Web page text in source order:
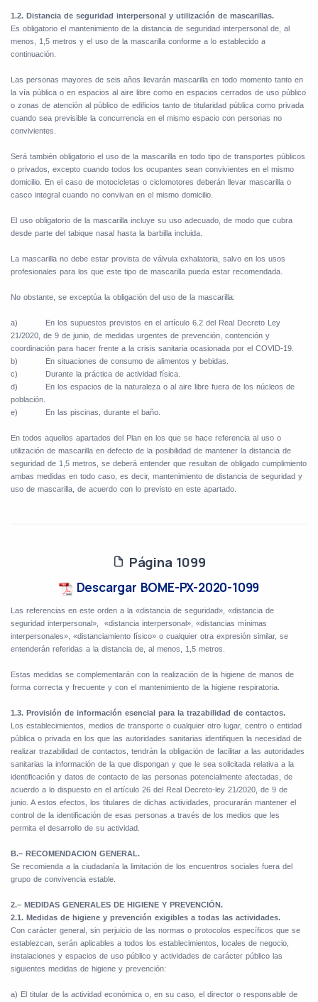
1.2. Distancia de seguridad interpersonal y utilización de mascarillas.
Es obligatorio el mantenimiento de la distancia de seguridad interpersonal de, al
menos, 1,5 metros y el uso de la mascarilla conforme a lo establecido a
continuación.
Las personas mayores de seis años llevarán mascarilla en todo momento tanto en
la vía pública o en espacios al aire libre como en espacios cerrados de uso público
o zonas de atención al público de edificios tanto de titularidad pública como privada
cuando sea previsible la concurrencia en el mismo espacio con personas no
convivientes.
Será también obligatorio el uso de la mascarilla en todo tipo de transportes públicos
o privados, excepto cuando todos los ocupantes sean convivientes en el mismo
domicilio. En el caso de motocicletas o ciclomotores deberán llevar mascarilla o
casco integral cuando no convivan en el mismo domicilio.
El uso obligatorio de la mascarilla incluye su uso adecuado, de modo que cubra
desde parte del tabique nasal hasta la barbilla incluida.
La mascarilla no debe estar provista de válvula exhalatoria, salvo en los usos
profesionales para los que este tipo de mascarilla pueda estar recomendada.
No obstante, se exceptúa la obligación del uso de la mascarilla:
a)
En los supuestos previstos en el artículo 6.2 del Real Decreto Ley
21/2020, de 9 de junio, de medidas urgentes de prevención, contención y
coordinación para hacer frente a la crisis sanitaria ocasionada por el COVID-19.
b)
En situaciones de consumo de alimentos y bebidas.
c)
Durante la práctica de actividad física.
d)
En los espacios de la naturaleza o al aire libre fuera de los núcleos de
población.
e)
En las piscinas, durante el baño.
En todos aquellos apartados del Plan en los que se hace referencia al uso o
utilización de mascarilla en defecto de la posibilidad de mantener la distancia de
seguridad de 1,5 metros, se deberá entender que resultan de obligado cumplimiento
ambas medidas en todo caso, es decir, mantenimiento de distancia de seguridad y
uso de mascarilla, de acuerdo con lo previsto en este apartado.
Página 1099
Descargar BOME-PX-2020-1099
Las referencias en este orden a la «distancia de seguridad», «distancia de
seguridad interpersonal»,
«distancia interpersonal», «distancias mínimas
interpersonales», «distanciamiento físico» o cualquier otra expresión similar, se
entenderán referidas a la distancia de, al menos, 1,5 metros.
Estas medidas se complementarán con la realización de la higiene de manos de
forma correcta y frecuente y con el mantenimiento de la higiene respiratoria.
1.3. Provisión de información esencial para la trazabilidad de contactos.
Los establecimientos, medios de transporte o cualquier otro lugar, centro o entidad
pública o privada en los que las autoridades sanitarias identifiquen la necesidad de
realizar trazabilidad de contactos, tendrán la obligación de facilitar a las autoridades
sanitarias la información de la que dispongan y que le sea solicitada relativa a la
identificación y datos de contacto de las personas potencialmente afectadas, de
acuerdo a lo dispuesto en el artículo 26 del Real Decreto-ley 21/2020, de 9 de
junio. A estos efectos, los titulares de dichas actividades, procurarán mantener el
control de la identificación de esas personas a través de los medios que les
permita el desarrollo de su actividad.
B.– RECOMENDACION GENERAL.
Se recomienda a la ciudadanía la limitación de los encuentros sociales fuera del
grupo de convivencia estable.
2.– MEDIDAS GENERALES DE HIGIENE Y PREVENCIÓN.
2.1. Medidas de higiene y prevención exigibles a todas las actividades.
Con carácter general, sin perjuicio de las normas o protocolos específicos que se
establezcan, serán aplicables a todos los establecimientos, locales de negocio,
instalaciones y espacios de uso público y actividades de carácter público las
siguientes medidas de higiene y prevención:
a) El titular de la actividad económica o, en su caso, el director o responsable de